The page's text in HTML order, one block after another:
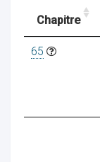
Chapitre
65